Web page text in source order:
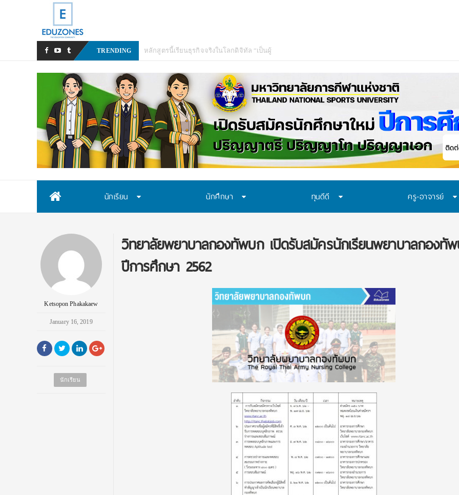
TRENDING
นักเรียน นักศึกษา ทุนดีดี ครู-อาจารย์
Ketsopon Phakakaew
January 16, 2019
นักเรียน
วิทยาลัยพยาบาลกองทัพบก เปิดรับสมัครนักเรียนพยาบาลกองทั
ปีการศึกษา 2562‬